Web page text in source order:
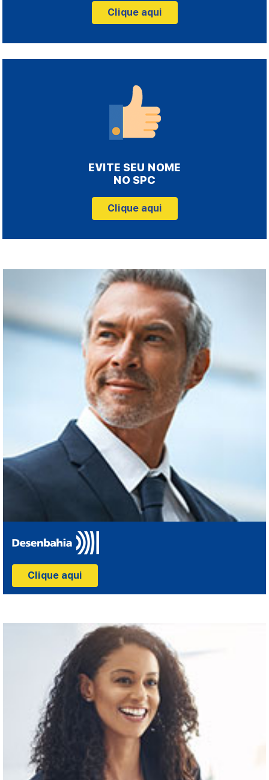
Clique aqui
EVITE SEU NOME
NO SPC
Clique aqui
Clique aqui